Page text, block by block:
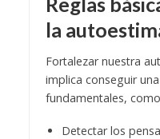
la
Fortalezar nuestra
implica conseguir
fundamentales,
Detectar los